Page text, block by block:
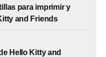
para imprimir y
and Friends
Hello Kitty and